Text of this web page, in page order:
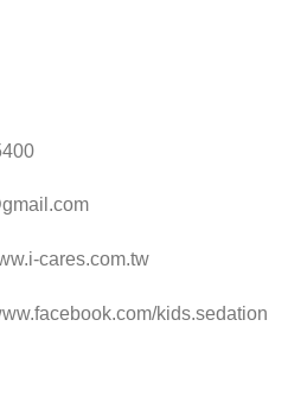
cares.com.tw
kids.sedation